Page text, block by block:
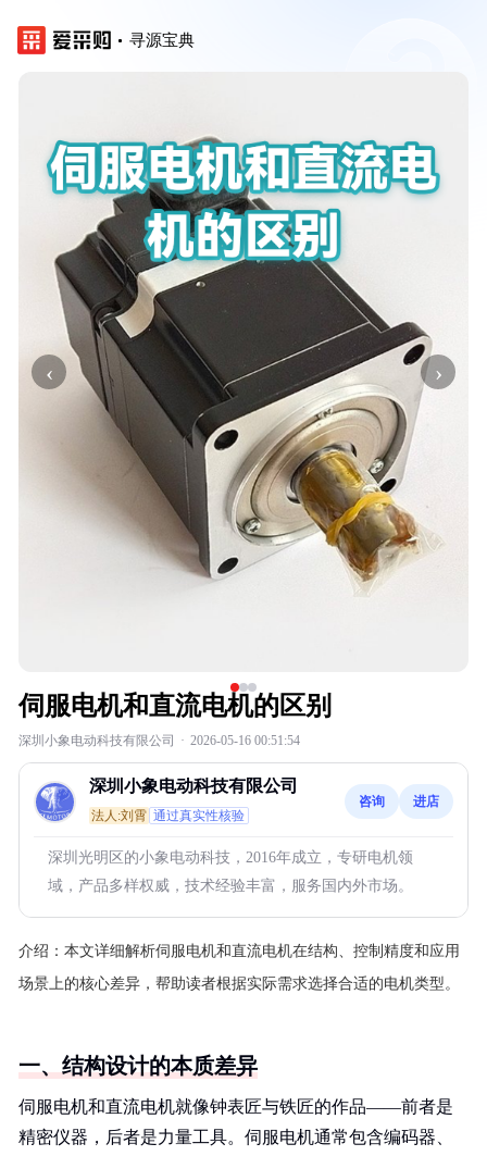
寻源宝典
‹ ›
伺服电机和直流电机的区别
深圳小象电动科技有限公司 · 2026-05-16 00:51:54
深圳小象电动科技有限公司
法人:刘霄 通过真实性核验
咨询 进店
深圳光明区的小象电动科技，2016年成立，专研电机领
域，产品多样权威，技术经验丰富，服务国内外市场。
介绍： 本文详细解析伺服电机和直流电机在结构、控制精度和应用
场景上的核心差异，帮助读者根据实际需求选择合适的电机类型。
一、结构设计的本质差异
伺服电机和直流电机就像钟表匠与铁匠的作品——前者是
精密仪器，后者是力量工具。伺服电机通常包含编码器、